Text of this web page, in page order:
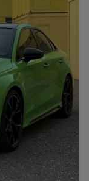
Jaguar
Dodge
Aston Martin